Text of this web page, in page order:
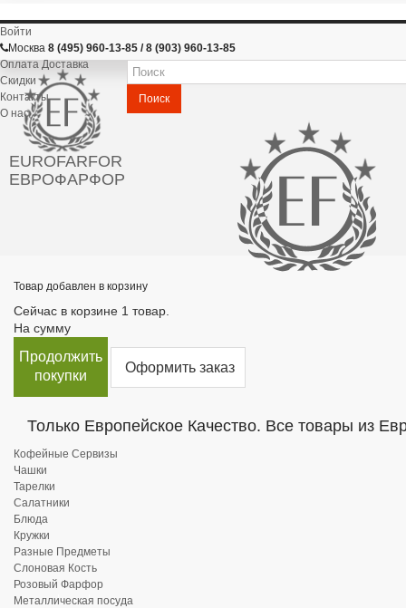
Войти
Москва 8 (495) 960-13-85 / 8 (903) 960-13-85
Оплата Доставка
Скидки
Контакты
О нас
EUROFARFOR
ЕВРОФАРФОР
Поиск
Товар добавлен в корзину
Сейчас в корзине 1 товар.
На сумму
Продолжить
покупки
Оформить заказ
Только Европейское Качество. Все товары из
Кофейные Сервизы
Чашки
Тарелки
Салатники
Блюда
Кружки
Разные Предметы
Слоновая Кость
Розовый Фарфор
Металлическая посуда